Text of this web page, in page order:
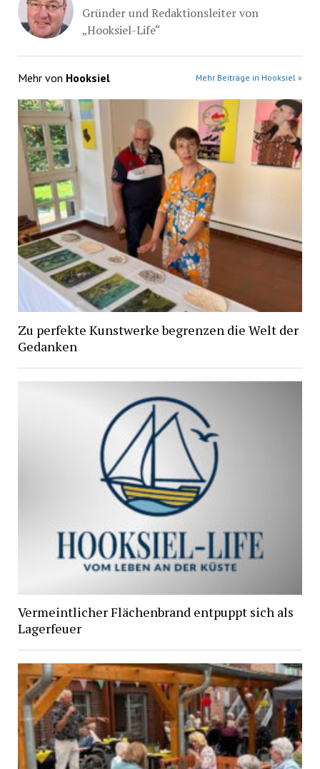
Gründer und Redaktionsleiter von
„Hooksiel-Life“
Mehr von Hooksiel Mehr Beiträge in Hooksiel »
Zu perfekte Kunstwerke begrenzen die Welt der
Gedanken
Vermeintlicher Flächenbrand entpuppt sich als
Lagerfeuer